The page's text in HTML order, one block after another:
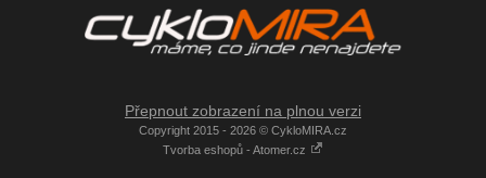
Přepnout zobrazení na plnou verzi
Copyright 2015 - 2026 © CykloMIRA.cz
Tvorba eshopů - Atomer.cz